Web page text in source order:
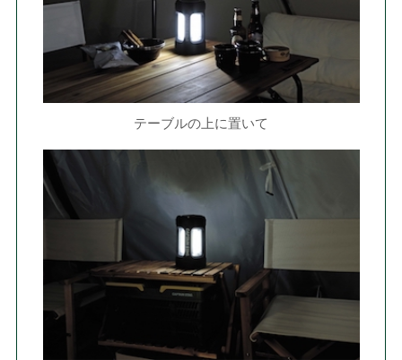
テーブルの上に置いて